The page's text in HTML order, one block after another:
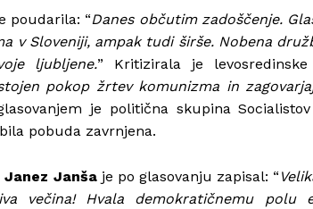
poudarila: “Danes občutim zadoščenje.
v Sloveniji, ampak tudi širše. Nobena
ljubljene.” Kritizirala je
pokop žrtev komunizma in
je politična skupina
pobuda zavrnjena.
Janez Janšaje po glasovanju zapisal: “
večina! Hvala demokratičnemu polu